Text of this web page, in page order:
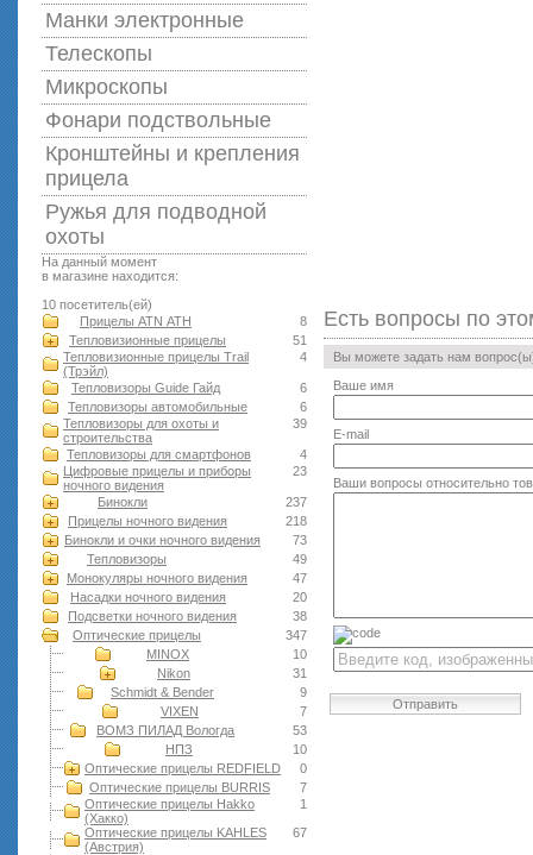
Манки электронные
Телескопы
Микроскопы
Фонари подствольные
Кронштейны и крепления
прицела
Ружья для подводной
оxоты
На данный момент
в магазине находится:
10 посетитель(ей)
8
Прицелы ATN АТН
51
Тепловизионные прицелы
4
Тепловизионные прицелы Trail
(Трэйл)
6
Тепловизоры Guide Гайд
6
Тепловизоры автомобильные
39
Тепловизоры для охоты и
строительства
4
Тепловизоры для смартфонов
23
Цифровые прицелы и приборы
ночного видения
237
Бинокли
218
Прицелы ночного видения
73
Бинокли и очки ночного видения
49
Тепловизоры
47
Монокуляры ночного видения
20
Насадки ночного видения
38
Подсветки ночного видения
347
Оптические прицелы
10
MINOX
31
Nikon
9
Schmidt & Bender
7
VIXEN
53
ВОМЗ ПИЛАД Вологда
10
НПЗ
0
Оптические прицелы REDFIELD
7
Оптические прицелы BURRIS
1
Оптические прицелы Hakko
(Хакко)
67
Оптические прицелы KAHLES
(Австрия)
Есть вопросы по
Вы можете задать нам
Ваше имя
E-mail
Ваши вопросы относительно
Отправить